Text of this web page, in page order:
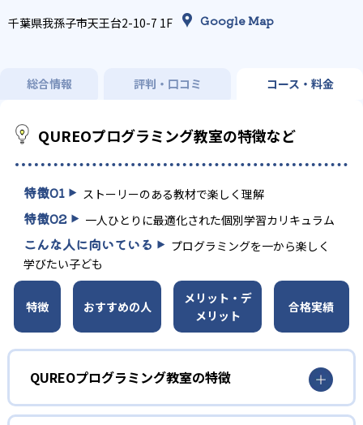
千葉県我孫子市天王台2-10-7 1F Google Map
総合情報 評判・口コミ コース・料金
QUREOプログラミング教室の特徴など
特徴01 ストーリーのある教材で楽しく理解
特徴02 一人ひとりに最適化された個別学習カリキュラム
こんな人に向いている
プログラミングを一から楽しく
学びたい子ども
特徴 おすすめの人
メリット・デ
メリット
合格実績
QUREOプログラミング教室の特徴
1